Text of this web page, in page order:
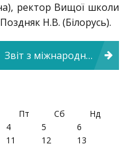
ректор Вищої школи
Н.В. (Білорусь).
Звіт з міжнародного наукового співробітництва кафедри
Пт Сб Нд
4 5
6
11 12
13